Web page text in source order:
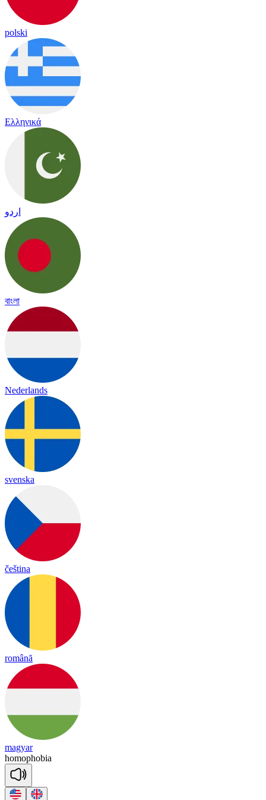
polski
Ελληνικά
اردو
বাংলা
Nederlands
svenska
čeština
română
magyar
homophobia